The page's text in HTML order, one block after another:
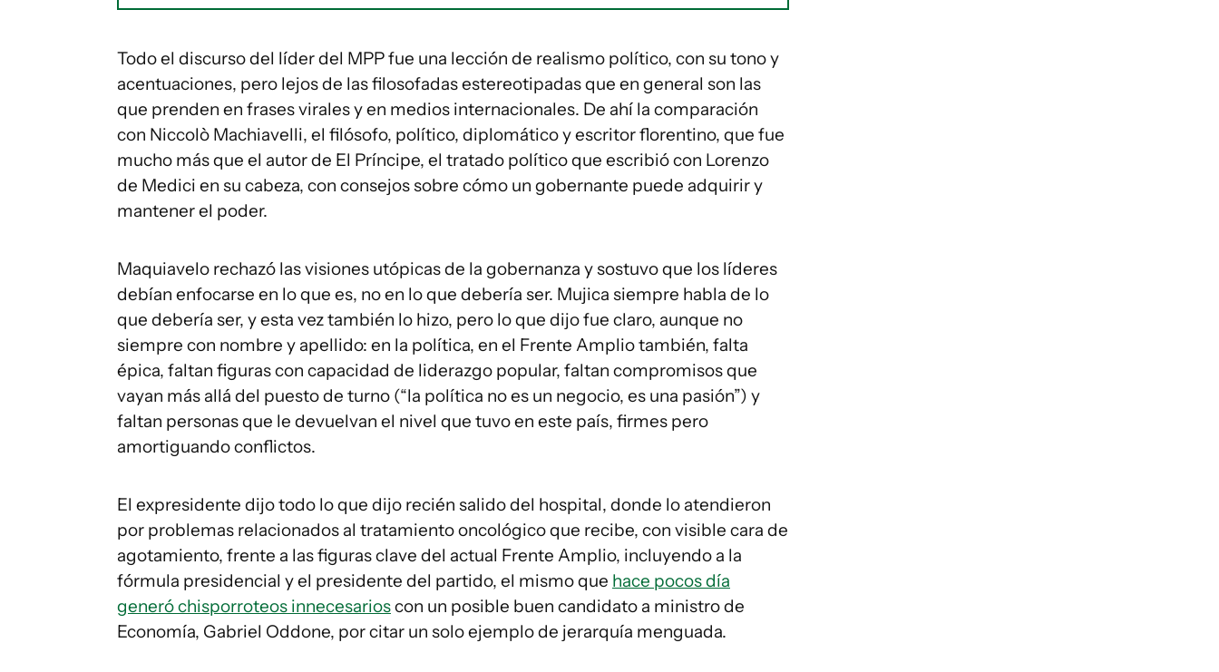
Todo el discurso del líder del MPP fue una lección de realismo político, con su tono y
acentuaciones, pero lejos de las filosofadas estereotipadas que en general son las
que prenden en frases virales y en medios internacionales. De ahí la comparación
con Niccolò Machiavelli, el filósofo, político, diplomático y escritor florentino, que fue
mucho más que el autor de El Príncipe, el tratado político que escribió con Lorenzo
de Medici en su cabeza, con consejos sobre cómo un gobernante puede adquirir y
mantener el poder.
Maquiavelo rechazó las visiones utópicas de la gobernanza y sostuvo que los líderes
debían enfocarse en lo que es, no en lo que debería ser. Mujica siempre habla de lo
que debería ser, y esta vez también lo hizo, pero lo que dijo fue claro, aunque no
siempre con nombre y apellido: en la política, en el Frente Amplio también, falta
épica, faltan figuras con capacidad de liderazgo popular, faltan compromisos que
vayan más allá del puesto de turno (“la política no es un negocio, es una pasión”) y
faltan personas que le devuelvan el nivel que tuvo en este país, firmes pero
amortiguando conflictos.
El expresidente dijo todo lo que dijo recién salido del hospital, donde lo atendieron
por problemas relacionados al tratamiento oncológico que recibe, con visible cara de
agotamiento, frente a las figuras clave del actual Frente Amplio, incluyendo a la
fórmula presidencial y el presidente del partido, el mismo que hace pocos día
generó chisporroteos innecesarioscon un posible buen candidato a ministro de
Economía, Gabriel Oddone, por citar un solo ejemplo de jerarquía menguada.